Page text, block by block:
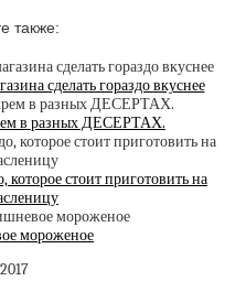
также:
сделать гораздо вкуснее
в разных ДЕСЕРТАХ.
стоит приготовить на
мороженое